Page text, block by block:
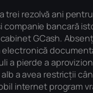
rezolvă ani
bancară
GCash.
a pierde a
a avea restricții
internet program